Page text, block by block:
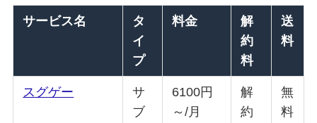
サービス名
タ
イ
プ
料金
解
約
料
送
料
スグゲー
サ
ブ
6100円
～/月
解
約
無
料